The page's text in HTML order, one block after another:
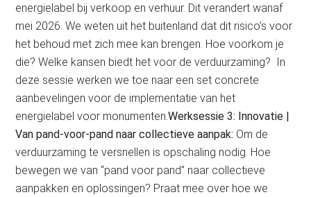
energielabel bij verkoop en verhuur. Dit verandert wanaf
mei 2026. We weten uit het buitenland dat dit risico’s voor
het behoud met zich mee kan brengen. Hoe voorkom je
die? Welke kansen biedt het voor de verduurzaming? In
deze sessie werken we toe naar een set concrete
aanbevelingen voor de implementatie van het
energielabel voor monumenten.Werksessie 3: Innovatie |
Van pand-voor-pand naar collectieve aanpak: Om de
verduurzaming te versnellen is opschaling nodig. Hoe
bewegen we van “pand voor pand” naar collectieve
aanpakken en oplossingen? Praat mee over hoe we